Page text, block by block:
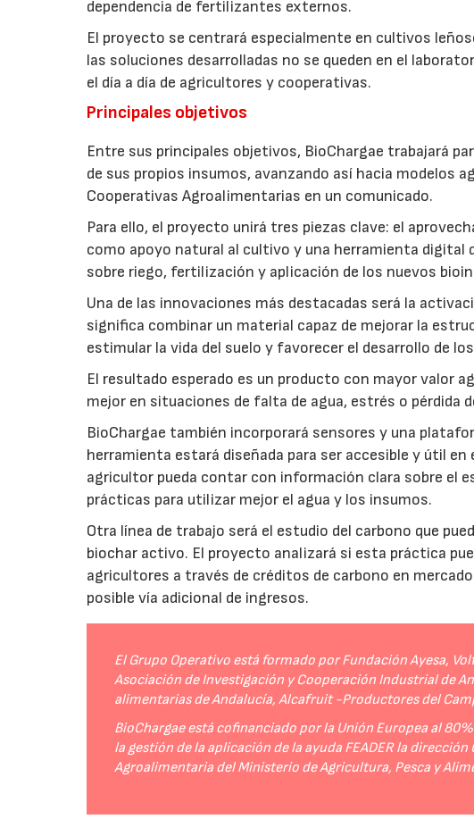
dependencia de fertilizantes externos.
El proyecto se centrará especialmente en cultivos
las soluciones desarrolladas no se queden en el
el día a día de agricultores y cooperativas.
Principales objetivos
Entre sus principales objetivos, BioChargae trabajará
de sus propios insumos, avanzando así hacia modelos
Cooperativas Agroalimentarias en un comunicado.
Para ello, el proyecto unirá tres piezas clave: el
como apoyo natural al cultivo y una herramienta digital
sobre riego, fertilización y aplicación de los nuevos
Una de las innovaciones más destacadas será la
significa combinar un material capaz de mejorar la
estimular la vida del suelo y favorecer el desarrollo de
El resultado esperado es un producto con mayor valor
mejor en situaciones de falta de agua, estrés o pérdida
BioChargae también incorporará sensores y una
herramienta estará diseñada para ser accesible y útil
agricultor pueda contar con información clara sobre el
prácticas para utilizar mejor el agua y los insumos.
Otra línea de trabajo será el estudio del carbono que
biochar activo. El proyecto analizará si esta práctica
agricultores a través de créditos de carbono en
posible vía adicional de ingresos.
El Grupo Operativo está formado por Fundación Ayesa,
Asociación de Investigación y Cooperación Industrial de
alimentarias de Andalucía, Alcafruit -Productores del
BioChargae está cofinanciado por la Unión Europea al
la gestión de la aplicación de la ayuda FEADER la
Agroalimentaria del Ministerio de Agricultura, Pesca y